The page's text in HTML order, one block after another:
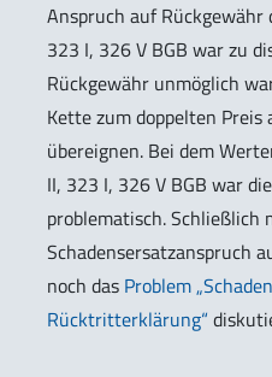
Anspruch auf Rückgewähr
323 I, 326 V BGB war zu
Rückgewähr unmöglich
Kette zum doppelten Preis
übereignen. Bei dem
II, 323 I, 326 V BGB war
problematisch. Schließlich
Schadensersatzanspruch
noch das Problem
Rücktritterklärung“